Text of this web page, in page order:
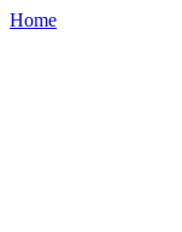
Home